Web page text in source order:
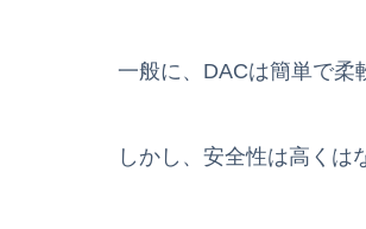
一般に、DACは簡単で柔
しかし、安全性は高くは